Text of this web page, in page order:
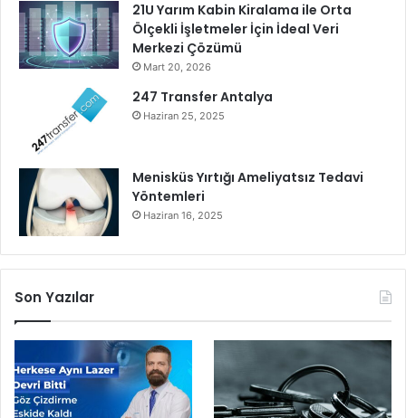
21U Yarım Kabin Kiralama ile Orta
Ölçekli İşletmeler İçin İdeal Veri
Merkezi Çözümü
Mart 20, 2026
247 Transfer Antalya
Haziran 25, 2025
Menisküs Yırtığı Ameliyatsız Tedavi
Yöntemleri
Haziran 16, 2025
Son Yazılar